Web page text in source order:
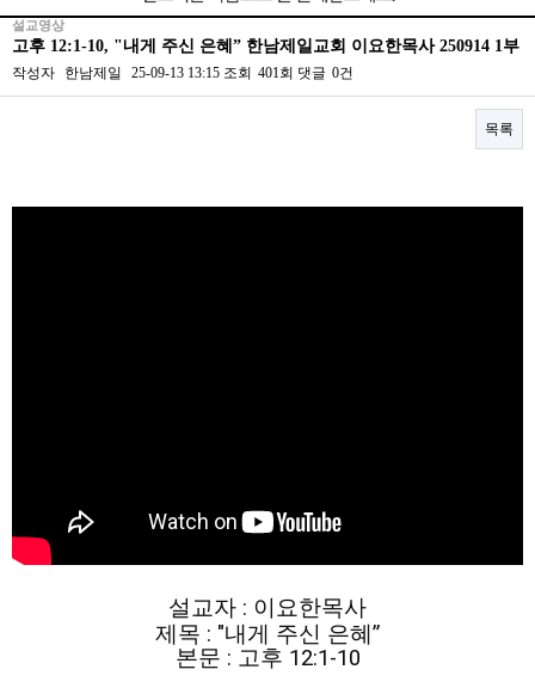
설교영상
고후 12:1-10, "내게 주신 은혜” 한남제일교회 이요한목사 250914 1부
작성자 한남제일 25-09-13 13:15 조회 401회 댓글 0건
목록
설교자 : 이요한목사
제목 : "내게 주신 은혜”
본문 : 고후 12:1-10